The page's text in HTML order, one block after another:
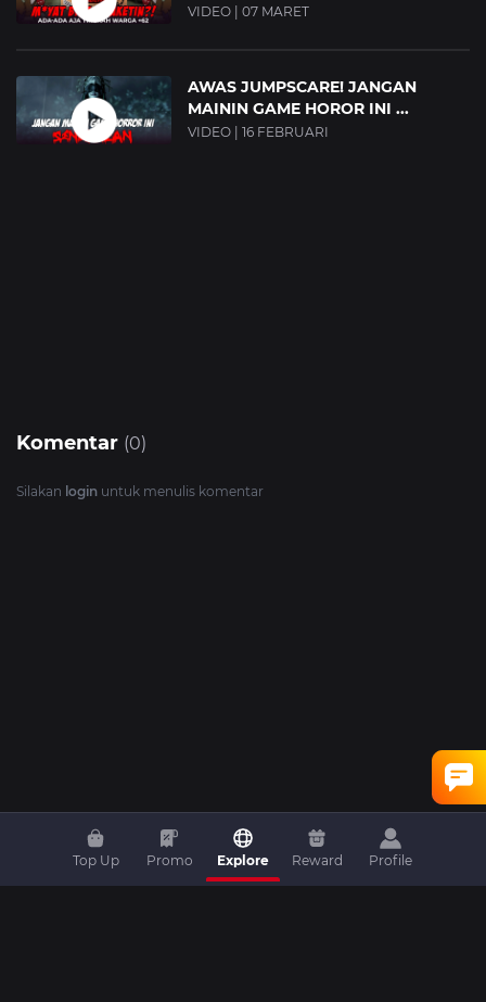
Top Up Promo Explore Reward Profile
VIDEO | 07 MARET
AWAS JUMPSCARE! JANGAN
MAININ GAME HOROR INI ...
VIDEO | 16 FEBRUARI
Komentar (0)
Silakan login untuk menulis komentar